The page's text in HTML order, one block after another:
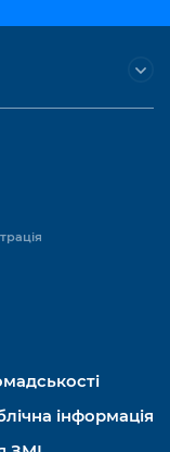
інформація